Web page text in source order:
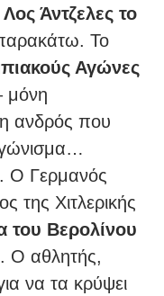
Άντζελες το
Το
Αγώνες
μόνη
ανδρός που
Ο Γερμανός
της Χιτλερικής
του Βερολίνου
Ο αθλητής,
να τα κρύψει